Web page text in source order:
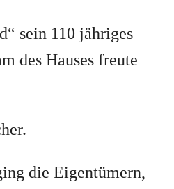
sein 110 jähriges
des Hauses freute
die Eigentümern,